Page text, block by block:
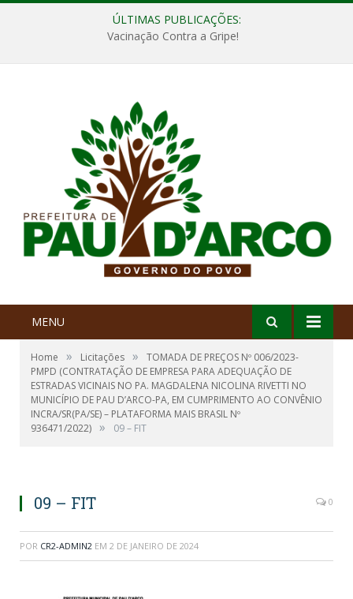
ÚLTIMAS PUBLICAÇÕES:
Vacinação Contra a Gripe!
MENU
Home » Licitações »
TOMADA DE PREÇOS Nº 006/2023-
PMPD (CONTRATAÇÃO DE EMPRESA PARA ADEQUAÇÃO DE
ESTRADAS VICINAIS NO PA. MAGDALENA NICOLINA RIVETTI NO
MUNICÍPIO DE PAU D’ARCO-PA, EM CUMPRIMENTO AO CONVÊNIO
INCRA/SR(PA/SE) – PLATAFORMA MAIS BRASIL Nº
936471/2022) » 09 – FIT
09 – FIT 0
POR CR2-ADMIN2 EM 2 DE JANEIRO DE 2024